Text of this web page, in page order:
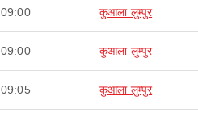
09:00 कुआला लुम्पुर
09:00 कुआला लुम्पुर
09:05 कुआला लुम्पुर